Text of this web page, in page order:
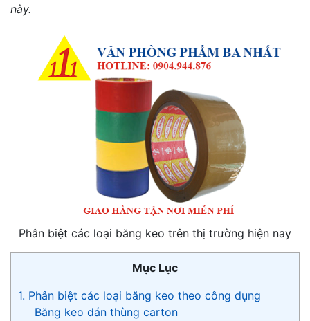
này.
Phân biệt các loại băng keo trên thị trường hiện nay
Mục Lục
1. Phân biệt các loại băng keo theo công dụng
Băng keo dán thùng carton